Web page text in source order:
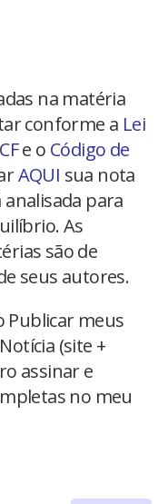
na matéria
conforme a Lei
e o Código de
AQUI sua nota
para
As
são de
seus autores.
Publicar meus
(site +
assinar e
no meu